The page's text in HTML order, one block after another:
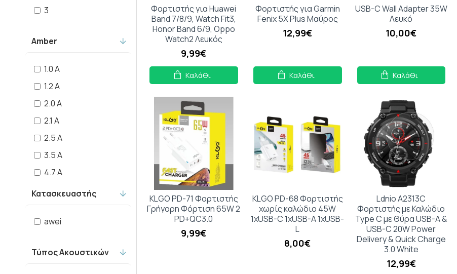
Samsung
Setty
Sony
3
Amber
1.0 A
1.2 Α
2.0 A
2.1 A
2.5 A
3.5 A
4.7 A
500 mA
700 mA
Κατασκευαστής
awei
Τύπος Ακουστικών
Φορτιστής για Huawei
Band 7/8/9, Watch Fit3,
Honor Band 6/9, Oppo
Watch2 Λευκός
9,99€
Καλάθι
Φορτιστής για Garmin
Fenix 5X Plus Μαύρος
12,99€
Καλάθι
USB-C Wall Adapter 35W
Λευκό
10,00€
Καλάθι
KLGO PD-71 Φορτιστής
Γρήγορη Φόρτιση 65W 2
PD+QC3.0
9,99€
KLGO PD-68 Φορτιστής
χωρίς καλώδιο 45W
1xUSB-C 1xUSB-A 1xUSB-
L
8,00€
Ldnio A2313C
Φορτιστής με Καλώδιο
Type C με Θύρα USB-A &
USB-C 20W Power
Delivery & Quick Charge
3.0 White
12,99€